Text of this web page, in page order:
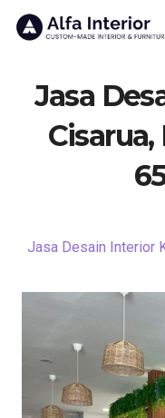
Jasa
Jasa Desain Interior